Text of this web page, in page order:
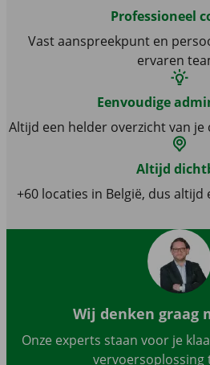
Professioneel
Vast aanspreekpunt en
ervaren
Eenvoudige
Altijd een helder overzicht van
Altijd
+60 locaties in België, dus
Wij denken graag
Onze experts staan voor je
vervoersoplossing